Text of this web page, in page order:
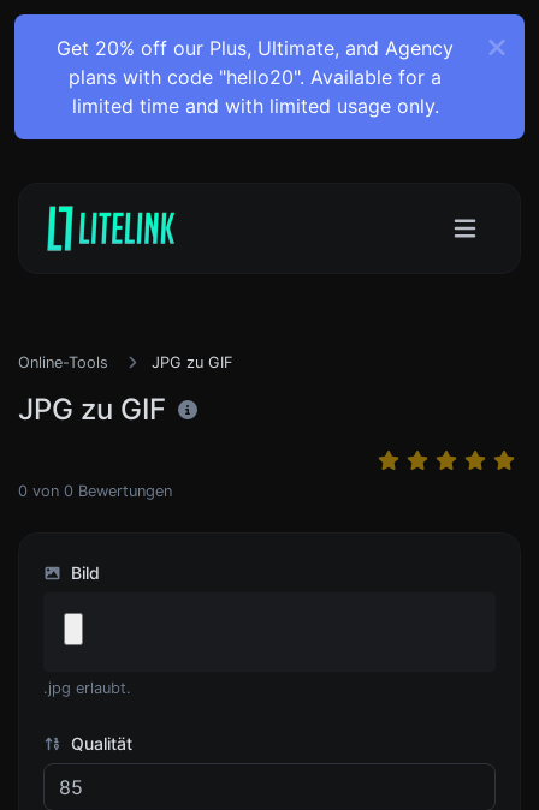
Get 20% off our Plus, Ultimate, and Agency
plans with code "hello20". Available for a
limited time and with limited usage only.
Online-Tools JPG zu GIF
JPG zu GIF
0 von 0 Bewertungen
Bild
.jpg erlaubt.
Qualität